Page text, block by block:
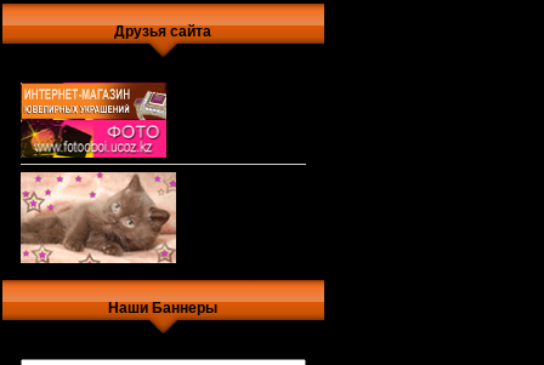
Друзья сайта
Наши Баннеры